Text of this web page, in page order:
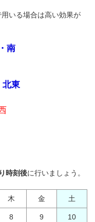
いる場合は高い効果が
南
東
時刻後に行いましょう。
木 金 土
8
9
10